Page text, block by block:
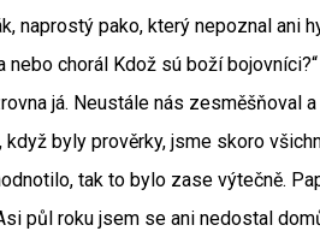
naprostý pako, který nepoznal ani
nebo chorál Kdož sú boží
já. Neustále nás zesměšňoval
byly prověrky, jsme skoro
tak to bylo zase výtečně.
půl roku jsem se ani nedostal